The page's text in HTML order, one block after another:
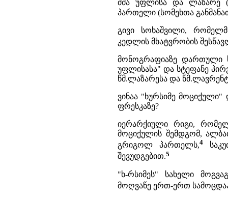
ძმა უფლისა და ლაზარე
პართელი (სომეხთა
გივი სოხაშვილი,
კედლის მხატვრობის
მონოგრაფიაზე დართული
უფლისასა" და სტეფანე
წმ.ლაზარესა და
ვინაა "ხურსიმე
ფრესკაზე?
იერარქიული რიგი,
მოციქულის შემდგომ,
გრიგოლ პართელს,4
შევუდგებით.5
"ხ-რსიმეს" სახელი
მოღვაწე ერთ-ერთ